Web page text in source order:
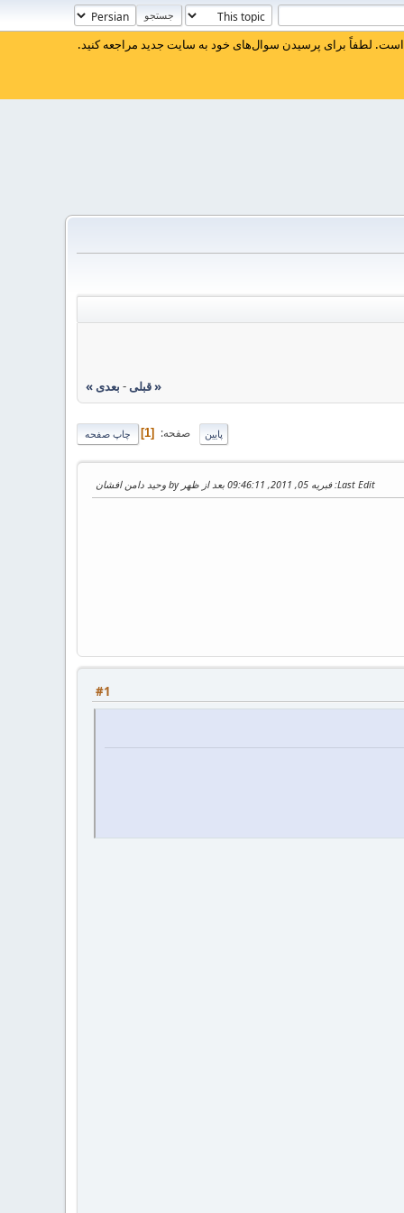
لطفاً برای پرسیدن سوال‌های خود به سایت جدید مراجعه کنید.
« قبلی- بعدی »
چاپ صفحه پایین صفحه 1
Last Edit: فبریه 05, 2011, 09:46:11 بعد از ظهر by وحید دامن افشان
#1